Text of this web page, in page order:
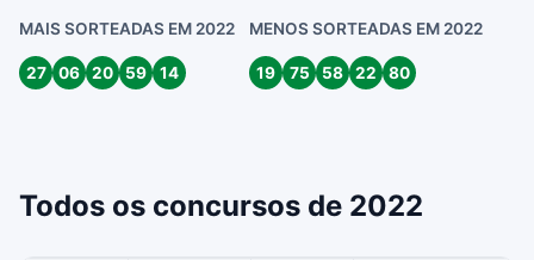
MAIS SORTEADAS EM 2022
27 06 20 59 14
MENOS SORTEADAS EM 2022
19 75 58 22 80
Todos os concursos de 2022